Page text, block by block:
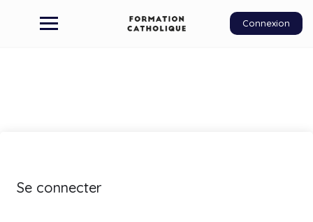
Connexion
Se connecter